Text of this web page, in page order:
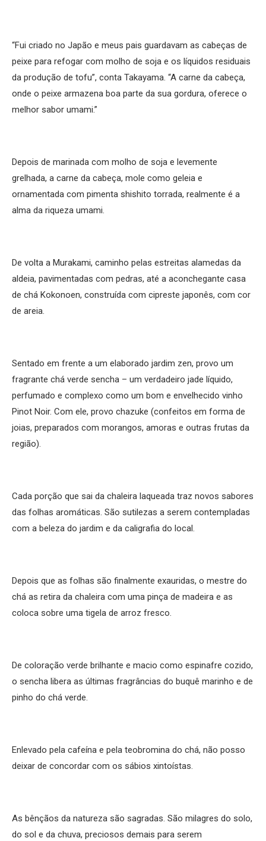
“Fui criado no Japão e meus pais guardavam as cabeças de
peixe para refogar com molho de soja e os líquidos residuais
da produção de tofu”, conta Takayama. “A carne da cabeça,
onde o peixe armazena boa parte da sua gordura, oferece o
melhor sabor umami.”
Depois de marinada com molho de soja e levemente
grelhada, a carne da cabeça, mole como geleia e
ornamentada com pimenta shishito torrada, realmente é a
alma da riqueza umami.
De volta a Murakami, caminho pelas estreitas alamedas da
aldeia, pavimentadas com pedras, até a aconchegante casa
de chá Kokonoen, construída com cipreste japonês, com cor
de areia.
Sentado em frente a um elaborado jardim zen, provo um
fragrante chá verde sencha – um verdadeiro jade líquido,
perfumado e complexo como um bom e envelhecido vinho
Pinot Noir. Com ele, provo chazuke (confeitos em forma de
joias, preparados com morangos, amoras e outras frutas da
região).
Cada porção que sai da chaleira laqueada traz novos sabores
das folhas aromáticas. São sutilezas a serem contempladas
com a beleza do jardim e da caligrafia do local.
Depois que as folhas são finalmente exauridas, o mestre do
chá as retira da chaleira com uma pinça de madeira e as
coloca sobre uma tigela de arroz fresco.
De coloração verde brilhante e macio como espinafre cozido,
o sencha libera as últimas fragrâncias do buquê marinho e de
pinho do chá verde.
Enlevado pela cafeína e pela teobromina do chá, não posso
deixar de concordar com os sábios xintoístas.
As bênçãos da natureza são sagradas. São milagres do solo,
do sol e da chuva, preciosos demais para serem